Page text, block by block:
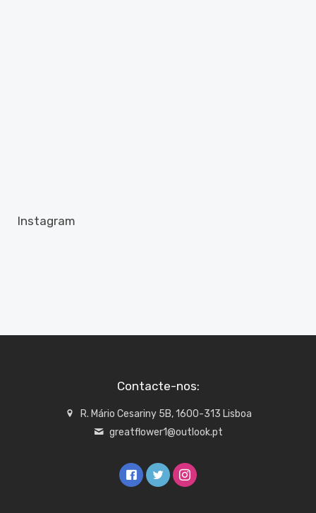
Instagram
Contacte-nos:
R. Mário Cesariny 5B, 1600-313 Lisboa
greatflower1@outlook.pt